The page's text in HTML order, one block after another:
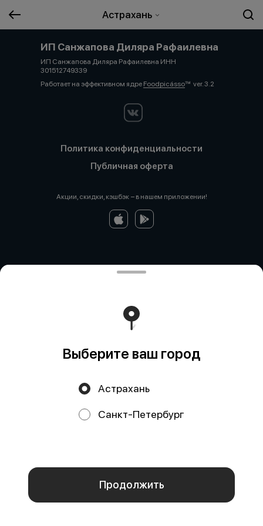
Астрахань
аналитических сервисов согласно нашейполитике
конфиденциальности
ИП Санжапова Диляра Рафаилевна
ИП Санжапова Диляра Рафаилевна ИНН
301512749339
Работает на эффективном ядре Foodpicássover. 3.2
Политика конфиденциальности
Публичная оферта
Акции, скидки, кэшбэк − в нашем приложении!
Выберите ваш город
Астрахань
Санкт-Петербург